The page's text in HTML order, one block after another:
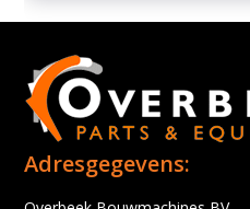
Adresgegevens: